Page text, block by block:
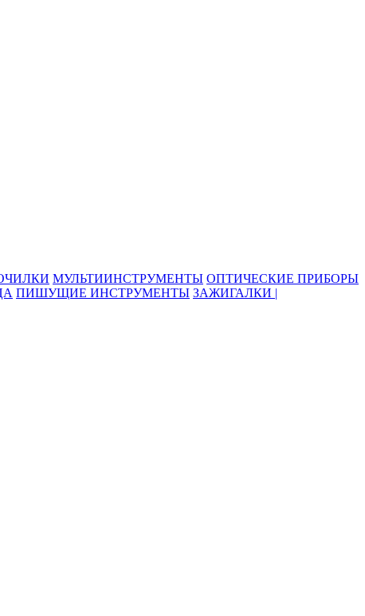
МУЛЬТИИНСТРУМЕНТЫ ОПТИЧЕСКИЕ ПРИБОРЫ
ПИШУЩИЕ ИНСТРУМЕНТЫ ЗАЖИГАЛКИ |